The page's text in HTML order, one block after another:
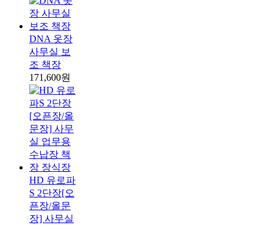
DNA 옷장
사무실 보
조 책장
171,600원
HD 유로파
S 2단장[오
픈장/올문
장] 사무실